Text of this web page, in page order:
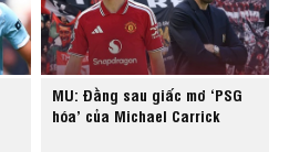
MU: Đằng sau giấc mơ ‘PSG
hóa’ của Michael Carrick